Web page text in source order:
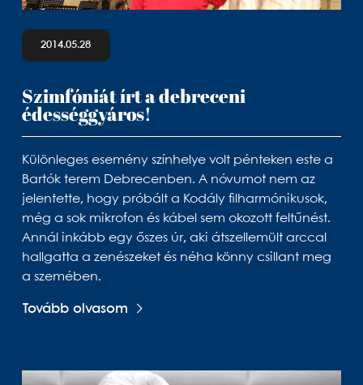
2014.05.28
Szimfóniát írt a debreceni
édességgyáros!
Különleges esemény színhelye volt pénteken este a
Bartók terem Debrecenben. A nóvumot nem az
jelentette, hogy próbált a Kodály filharmónikusok,
még a sok mikrofon és kábel sem okozott feltűnést.
Annál inkább egy őszes úr, aki átszellemült arccal
hallgatta a zenészeket és néha könny csillant meg
a szemében.
Tovább olvasom